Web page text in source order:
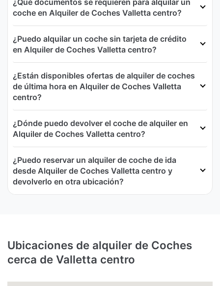
¿Qué documentos se requieren para alquilar un
coche en Alquiler de Coches Valletta centro?
¿Puedo alquilar un coche sin tarjeta de crédito
en Alquiler de Coches Valletta centro?
¿Están disponibles ofertas de alquiler de coches
de última hora en Alquiler de Coches Valletta
centro?
¿Dónde puedo devolver el coche de alquiler en
Alquiler de Coches Valletta centro?
¿Puedo reservar un alquiler de coche de ida
desde Alquiler de Coches Valletta centro y
devolverlo en otra ubicación?
Ubicaciones de alquiler de Coches
cerca de Valletta centro